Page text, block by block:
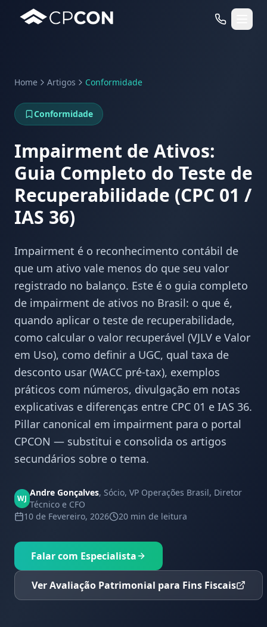
Serviços
Casos de Uso RFID
WhatsApp Fale Conosco
Home Artigos Conformidade
Conformidade
Impairment de Ativos:
Guia Completo do Teste de
Recuperabilidade (CPC 01 /
IAS 36)
Impairment é o reconhecimento contábil de
que um ativo vale menos do que seu valor
registrado no balanço. Este é o guia completo
de impairment de ativos no Brasil: o que é,
quando aplicar o teste de recuperabilidade,
como calcular o valor recuperável (VJLV e Valor
em Uso), como definir a UGC, qual taxa de
desconto usar (WACC pré-tax), exemplos
práticos com números, divulgação em notas
explicativas e diferenças entre CPC 01 e IAS 36.
Pillar canonical em impairment para o portal
CPCON — substitui e consolida os artigos
secundários sobre o tema.
WJ
Andre Gonçalves, Sócio, VP Operações Brasil, Diretor
Técnico e CFO
10 de Fevereiro, 2026
20 min de leitura
Falar com Especialista
Ver Avaliação Patrimonial para Fins Fiscais